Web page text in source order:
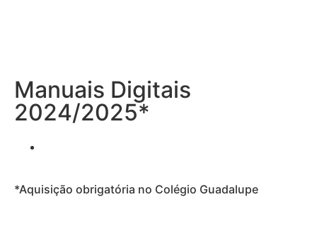
Manuais Digitais
2024/2025*
*Aquisição obrigatória no Colégio Guadalupe